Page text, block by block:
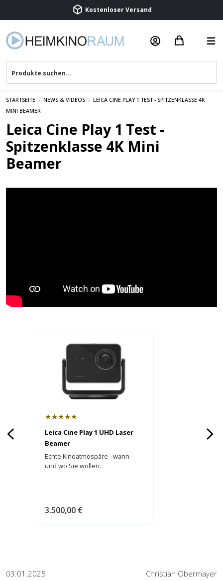
Kostenloser Versand
Beratung & Service
STARTSEITE NEWS & VIDEOS
LEICA CINE PLAY 1 TEST - SPITZENKLASSE 4K
MINI BEAMER
Leica Cine Play 1 Test -
Spitzenklasse 4K Mini
Beamer
★★★★★
Leica Cine Play 1 UHD Laser
Beamer
Echte Kinoatmospäre - wann
und wo Sie wollen.
3.500,00 €
03.01.2025 Christian Obermayer